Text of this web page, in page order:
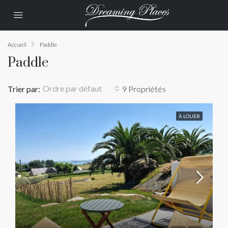
Accueil Paddle
Paddle
9 Propriétés
Trier par: Ordre par défaut
À LOUER